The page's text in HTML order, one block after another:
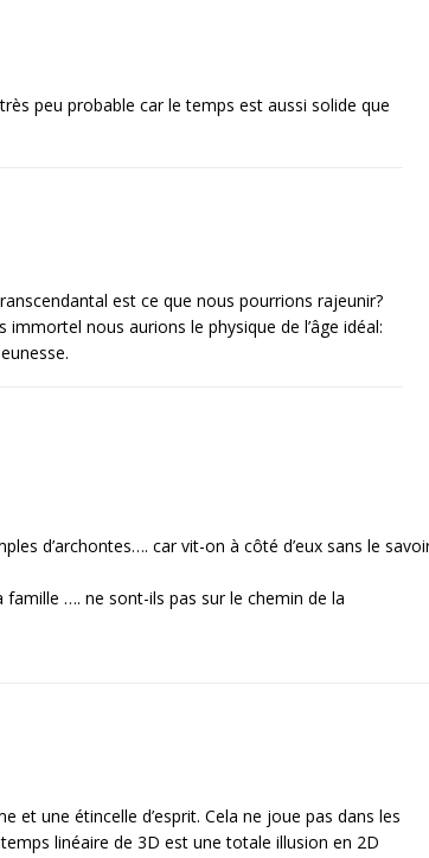
peu probable car le temps est aussi solide que
est ce que nous pourrions rajeunir?
nous aurions le physique de l’âge idéal:
d’archontes…. car vit-on à côté d’eux sans le
…. ne sont-ils pas sur le chemin de la
et une étincelle d’esprit. Cela ne joue pas dans les
linéaire de 3D est une totale illusion en 2D